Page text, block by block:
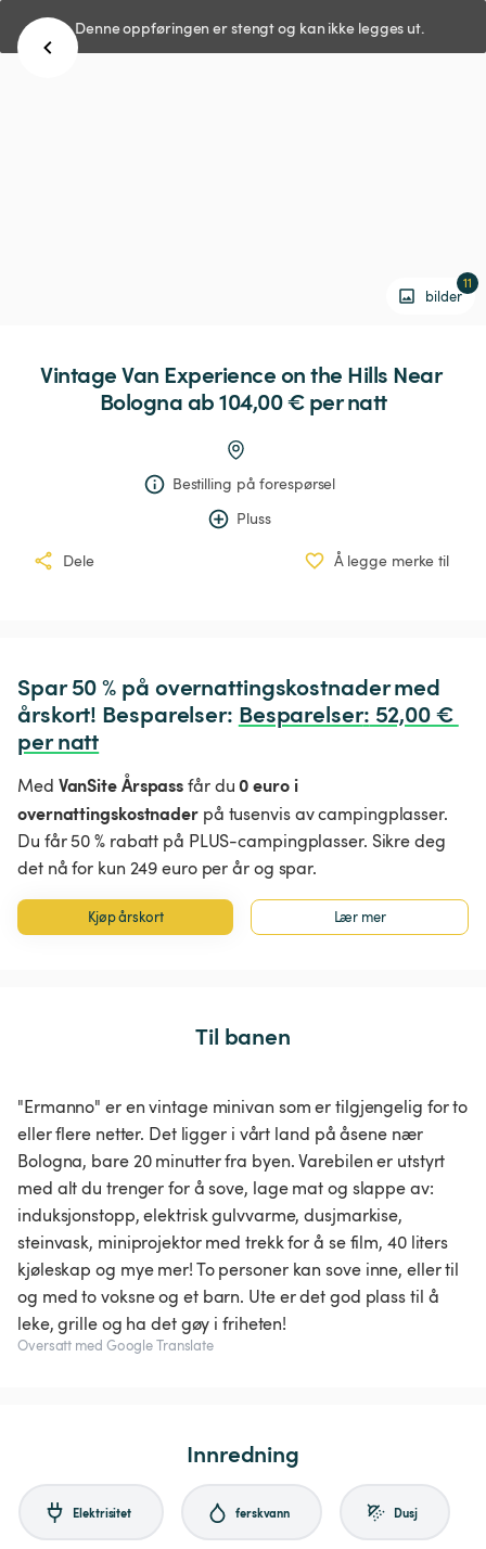
Denne oppføringen er stengt og kan ikke legges ut.
bilder
11
VintageVan Experienceonthe Hills Near
Bologna ab 104,00 € per natt
Bestilling på forespørsel
Pluss
Dele Å legge merke til
Spar 50 % på overnattingskostnader med
årskort! Besparelser: Besparelser: 52,00 €
per natt
Med VanSite Årspassfår du0 euro i
overnattingskostnaderpå tusenvis av campingplasser.
Du får 50 % rabatt på PLUS-campingplasser. Sikre deg
det nå for kun 249 euro per år og spar.
Kjøp årskort Lær mer
Til banen
"Ermanno" er en vintage minivan som er tilgjengelig for to
eller flere netter. Det ligger i vårt land på åsene nær
Bologna, bare 20 minutter fra byen. Varebilen er utstyrt
med alt du trenger for å sove, lage mat og slappe av:
induksjonstopp, elektrisk gulvvarme, dusjmarkise,
steinvask, miniprojektor med trekk for å se film, 40 liters
kjøleskap og mye mer! To personer kan sove inne, eller til
og med to voksne og et barn. Ute er det god plass til å
leke, grille og ha det gøy i friheten!
Oversatt med Google Translate
Innredning
Elektrisitet ferskvann Dusj